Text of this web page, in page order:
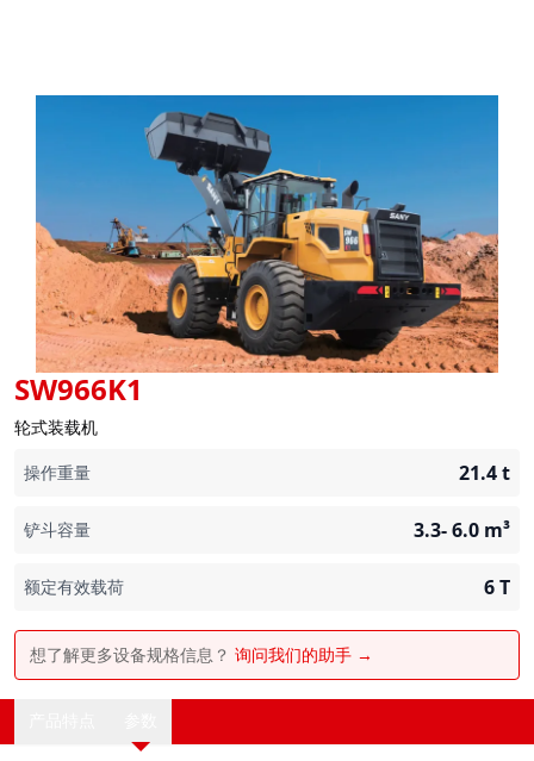
SW966K1
轮式装载机
操作重量
21.4t
铲斗容量 3.3- 6.0 m³
额定有效载荷 6T
想了解更多设备规格信息？ 询问我们的助手 →